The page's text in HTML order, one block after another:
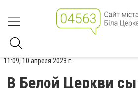
11:09, 10 апреля 2023 г.
В Белой Церкви